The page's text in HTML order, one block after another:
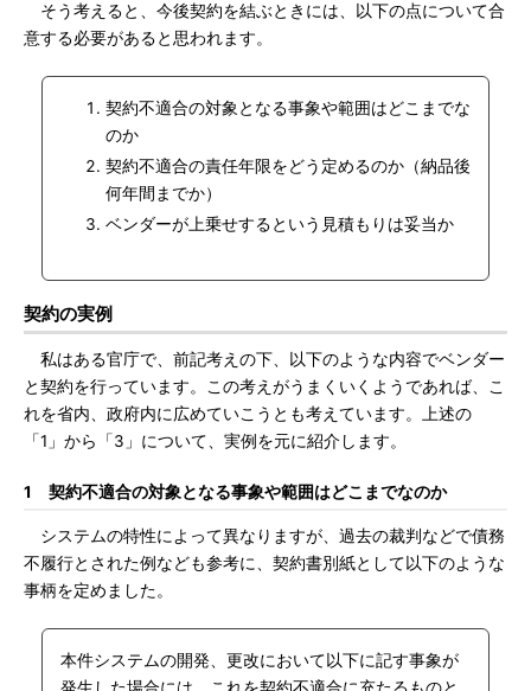
そう考えると、今後契約を結ぶときには、以下の点について合
意する必要があると思われます。
契約不適合の対象となる事象や範囲はどこまでな
のか
契約不適合の責任年限をどう定めるのか（納品後
何年間までか）
ベンダーが上乗せするという見積もりは妥当か
契約の実例
私はある官庁で、前記考えの下、以下のような内容でベンダー
と契約を行っています。この考えがうまくいくようであれば、こ
れを省内、政府内に広めていこうとも考えています。上述の
「1」から「3」について、実例を元に紹介します。
1 契約不適合の対象となる事象や範囲はどこまでなのか
システムの特性によって異なりますが、過去の裁判などで債務
不履行とされた例なども参考に、契約書別紙として以下のような
事柄を定めました。
本件システムの開発、更改において以下に記す事象が